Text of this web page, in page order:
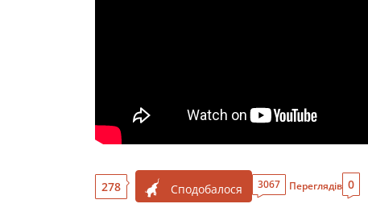
278 Сподобалося 3067 Переглядів 0